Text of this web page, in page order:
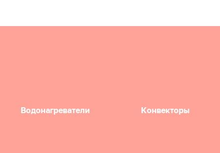
Водонагреватели Конвекторы